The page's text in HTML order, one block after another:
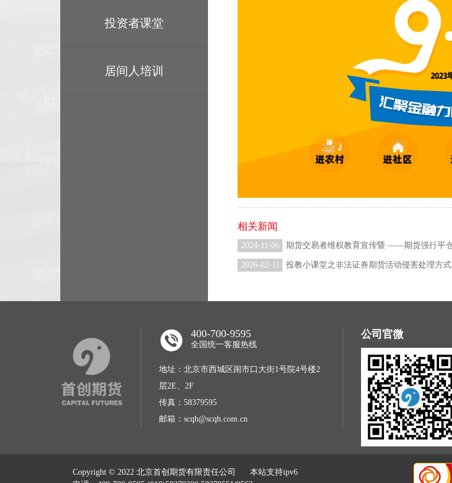
投资者课堂
居间人培训
相关新闻
2024-11-06
2026-02-11 投教小课堂之非法证券期货活动侵害处理方式
400-700-9595
全国统一客服热线
地址：北京市西城区闹市口大街1号院4号楼2
层2E、2F
传真：58379595
邮箱：scqh@scqh.com.cn
公司官微
Copyright © 2022 北京首创期货有限责任公司 本站支持ipv6